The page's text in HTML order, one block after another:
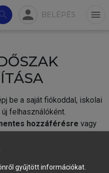
person BELÉPÉS menu
be a saját fiókoddal, iskolai
felhasználóként.
hozzáférésre vagy
létre új fiókot.
gyűjtött információkat.